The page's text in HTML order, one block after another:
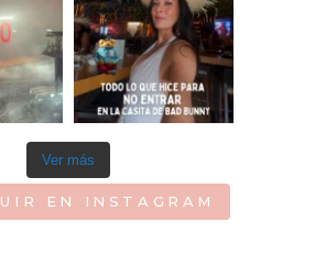
Ver más
EN INSTAGRAM